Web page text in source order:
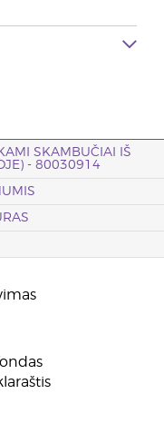
SKAMBUČIAI IŠ
- 80030914